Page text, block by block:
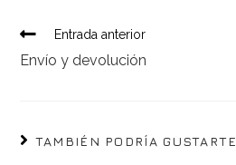
Leer
artículos
Entrada anterior
Envío y devolución
TAMBIÉN PODRÍA GUSTARTE